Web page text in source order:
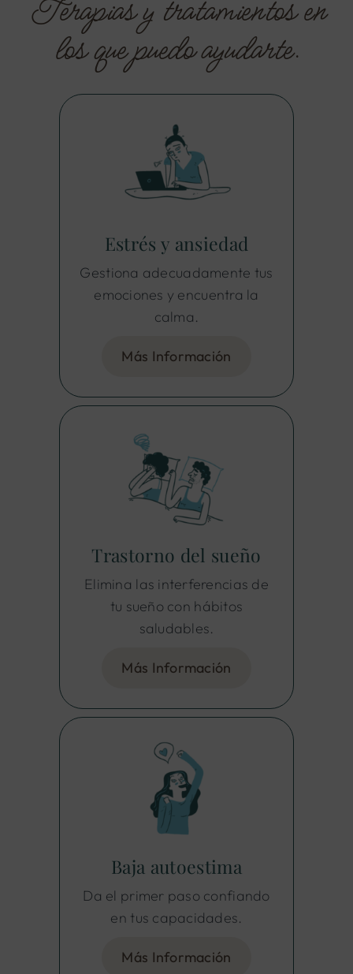
Terapias y tratamientos en
los que puedo ayudarte.
Estrés y ansiedad
Gestiona adecuadamente tus
emociones y encuentra la
calma.
Más Información
Trastorno del sueño
Elimina las interferencias de
tu sueño con hábitos
saludables.
Más Información
Baja autoestima
Da el primer paso confiando
en tus capacidades.
Más Información